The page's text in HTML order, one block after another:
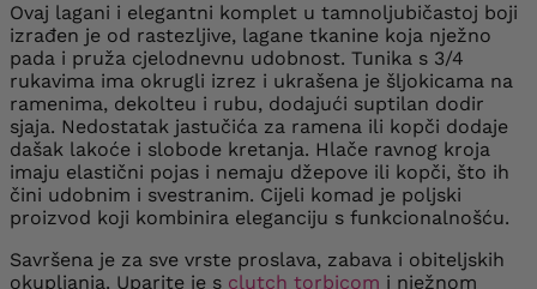
Ovaj lagani i elegantni komplet u tamnoljubičastoj boji
izrađen je od rastezljive, lagane tkanine koja nježno
pada i pruža cjelodnevnu udobnost. Tunika s 3/4
rukavima ima okrugli izrez i ukrašena je šljokicama na
ramenima, dekolteu i rubu, dodajući suptilan dodir
sjaja. Nedostatak jastučića za ramena ili kopči dodaje
dašak lakoće i slobode kretanja. Hlače ravnog kroja
imaju elastični pojas i nemaju džepove ili kopči, što ih
čini udobnim i svestranim. Cijeli komad je poljski
proizvod koji kombinira eleganciju s funkcionalnošću.
Savršena je za sve vrste proslava, zabava i obiteljskih
okupljanja. Uparite je s clutch torbicom i nježnom